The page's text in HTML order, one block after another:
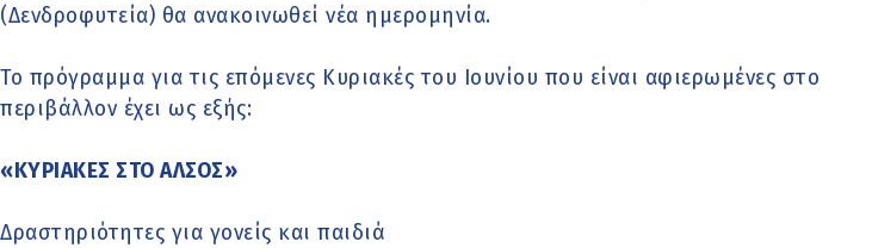
(Δενδροφυτεία) θα ανακοινωθεί νέα ημερομηνία.
Το πρόγραμμα για τις επόμενες Κυριακές του Ιουνίου που είναι αφιερωμένες στο
περιβάλλον έχει ως εξής:
«ΚΥΡΙΑΚΕΣ ΣΤΟ ΑΛΣΟΣ»
Δραστηριότητες για γονείς και παιδιά